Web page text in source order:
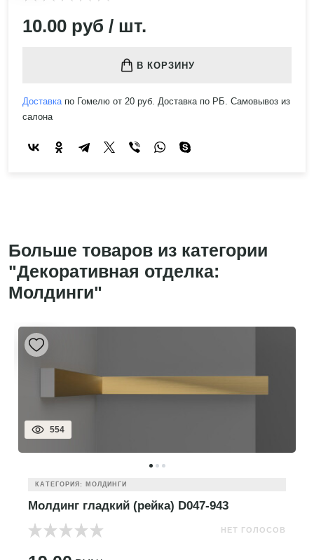
10.00 руб / шт.
В КОРЗИНУ
Доставкапо Гомелю от 20 руб. Доставка по РБ. Самовывоз из
салона
Больше товаров из категории
"Декоративная отделка:
Молдинги"
554
КАТЕГОРИЯ: МОЛДИНГИ
Молдинг гладкий (рейка) D047-943
НЕТ ГОЛОСОВ